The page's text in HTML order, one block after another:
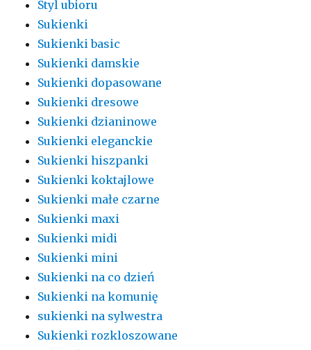
Styl ubioru
Sukienki
Sukienki basic
Sukienki damskie
Sukienki dopasowane
Sukienki dresowe
Sukienki dzianinowe
Sukienki eleganckie
Sukienki hiszpanki
Sukienki koktajlowe
Sukienki małe czarne
Sukienki maxi
Sukienki midi
Sukienki mini
Sukienki na co dzień
Sukienki na komunię
sukienki na sylwestra
Sukienki rozkloszowane